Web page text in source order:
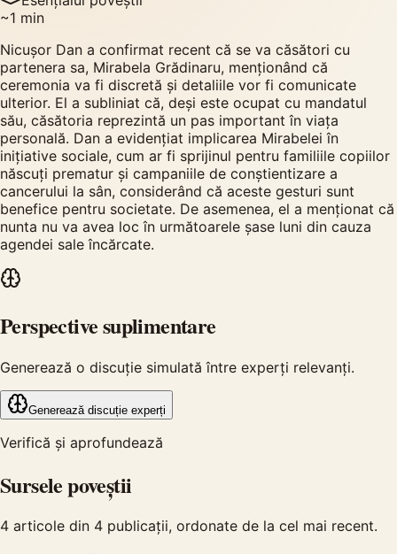
~1 min
Nicușor Dan a confirmat recent că se va căsători cu
partenera sa, Mirabela Grădinaru, menționând că
ceremonia va fi discretă și detaliile vor fi comunicate
ulterior. El a subliniat că, deși este ocupat cu mandatul
său, căsătoria reprezintă un pas important în viața
personală. Dan a evidențiat implicarea Mirabelei în
inițiative sociale, cum ar fi sprijinul pentru familiile copiilor
născuți prematur și campaniile de conștientizare a
cancerului la sân, considerând că aceste gesturi sunt
benefice pentru societate. De asemenea, el a menționat că
nunta nu va avea loc în următoarele șase luni din cauza
agendei sale încărcate.
Perspective suplimentare
Generează o discuție simulată între experți relevanți.
Generează discuție experți
Verifică și aprofundează
Sursele poveștii
4 articole din 4 publicații, ordonate de la cel mai recent.